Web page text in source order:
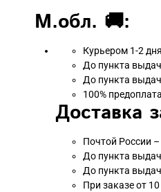
М.обл. 🚚:
Курьером 1-2
До пункта
До пункта
100%
Доставка
Почтой России –
До пункта
До пункта
При заказе от